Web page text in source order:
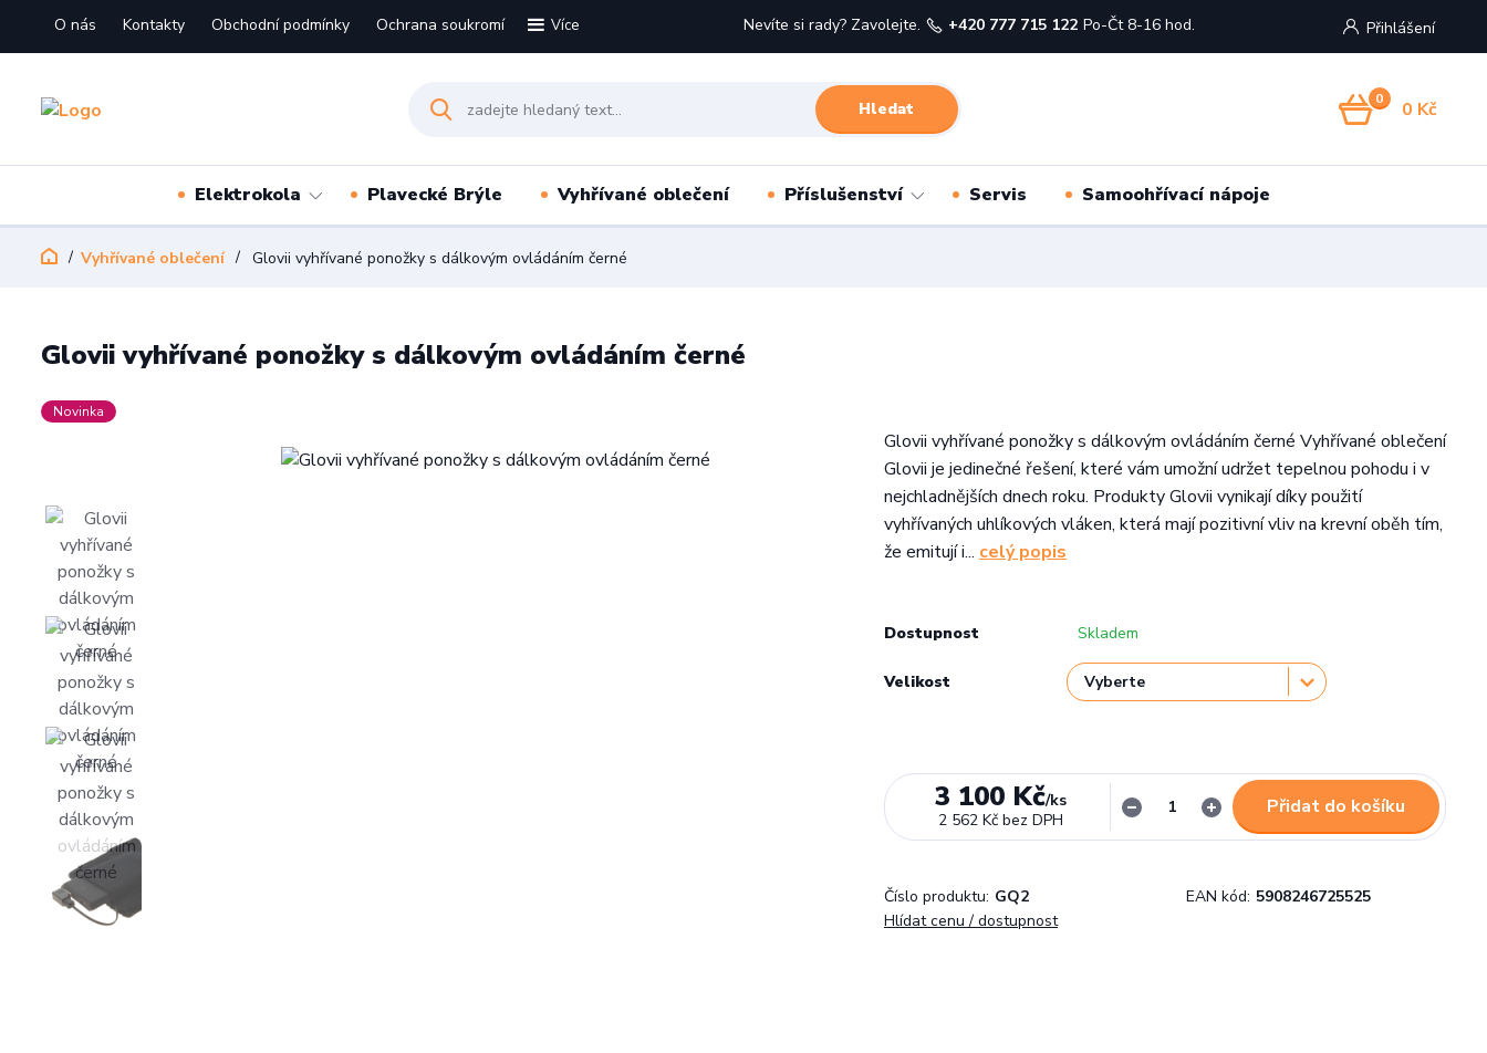
O nás Kontakty Obchodní podmínky Ochrana soukromí Více Přihlášení
Hledat
Nevíte si rady? Zavolejte. +420 777 715 122 Po-Čt 8-16 hod.
0 0 Kč
Elektrokola Plavecké Brýle Vyhřívané oblečení Příslušenství Servis Samoohřívací nápoje
Vyhřívané oblečení Glovii vyhřívané ponožky s dálkovým ovládáním černé
Glovii vyhřívané ponožky s dálkovým ovládáním černé
Novinka
Glovii vyhřívané ponožky s dálkovým ovládáním černé Vyhřívané oblečení
Glovii je jedinečné řešení, které vám umožní udržet tepelnou pohodu i v
nejchladnějších dnech roku. Produkty Glovii vynikají díky použití
vyhřívaných uhlíkových vláken, která mají pozitivní vliv na krevní oběh tím,
že emitují i... celý popis
Dostupnost Skladem
Velikost
3 100 Kč/ks
2 562 Kč bez DPH
Přidat do košíku
Číslo produktu: GQ2 EAN kód: 5908246725525
Hlídat cenu / dostupnost